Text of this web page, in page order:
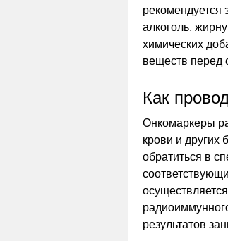
рекомендуется
алкоголь,
химических
веществ перед
Как
Онкомаркеры
крови и других
обратиться в
результатов